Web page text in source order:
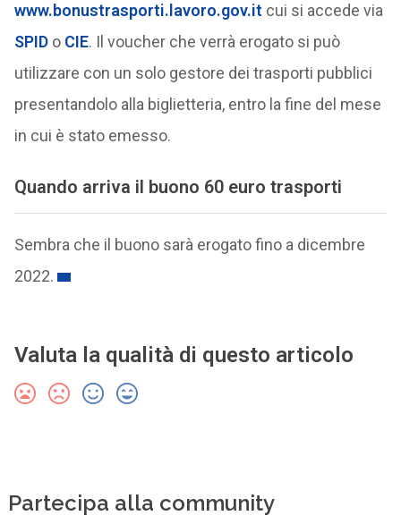
www.bonustrasporti.lavoro.gov.it cui si accede via
SPIDo CIE. Il voucher che verrà erogato si può
utilizzare con un solo gestore dei trasporti pubblici
presentandolo alla biglietteria, entro la fine del mese
in cui è stato emesso.
Quando arriva il buono 60 euro trasporti
Sembra che il buono sarà erogato fino a dicembre
2022.
Valuta la qualità di questo articolo
Partecipa alla community